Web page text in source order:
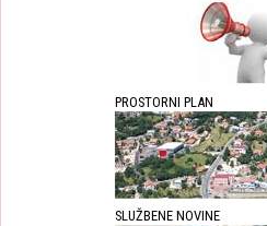
PROSTORNI PLAN
SLUŽBENE NOVINE